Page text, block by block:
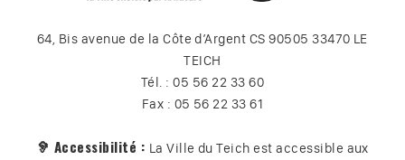
64, Bis avenue de la Côte d’Argent CS 90505 33470 LE
TEICH
Tél. : 05 56 22 33 60
Fax : 05 56 22 33 61
🦻 Accessibilité : La Ville du Teich est accessible aux